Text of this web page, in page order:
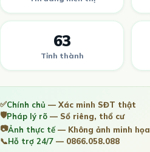
63
Tỉnh thành
✅Chính chủ — Xác minh SĐT thật
🛡️Pháp lý rõ — Sổ riêng, thổ cư
📷Ảnh thực tế— Không ảnh minh họa
📞Hỗ trợ 24/7 — 0866.058.088